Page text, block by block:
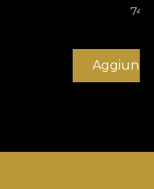
Aggiungi